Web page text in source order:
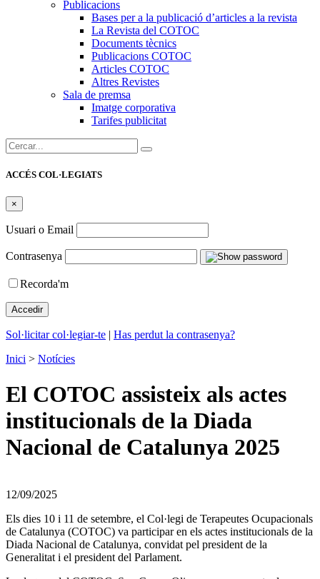
Publicacions
Bases per a la publicació d’articles a la revista
La Revista del COTOC
Documents tècnics
Publicacions COTOC
Articles COTOC
Altres Revistes
Sala de premsa
Imatge corporativa
Tarifes publicitat
Cercar:
ACCÉS COL·LEGIATS
×
Usuari o Email
Contrasenya
Recorda'm
Sol·licitar col·legiar-te | Has perdut la contrasenya?
Inici > Notícies
El COTOC assisteix als actes
institucionals de la Diada
Nacional de Catalunya 2025
12/09/2025
Els dies 10 i 11 de setembre, el Col·legi de Terapeutes Ocupacionals
de Catalunya (COTOC) va participar en els actes institucionals de la
Diada Nacional de Catalunya, convidat pel president de la
Generalitat i el president del Parlament.